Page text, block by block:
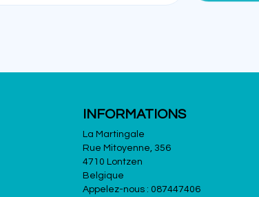
INFORMATIONS
La Martingale
Rue Mitoyenne, 356
4710 Lontzen
Belgique
Appelez-nous : 087447406